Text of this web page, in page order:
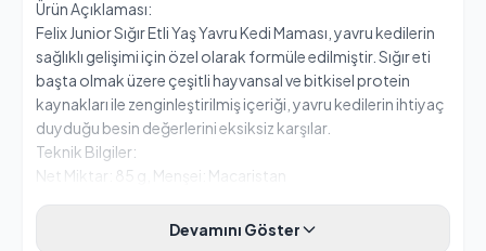
Ürün Açıklaması:
Felix Junior Sığır Etli Yaş Yavru Kedi Maması, yavru kedilerin
sağlıklı gelişimi için özel olarak formüle edilmiştir. Sığır eti
başta olmak üzere çeşitli hayvansal ve bitkisel protein
kaynakları ile zenginleştirilmiş içeriği, yavru kedilerin ihtiyaç
duyduğu besin değerlerini eksiksiz karşılar.
Teknik Bilgiler:
Net Miktar: 85 g, Menşei: Macaristan
Devamını Göster